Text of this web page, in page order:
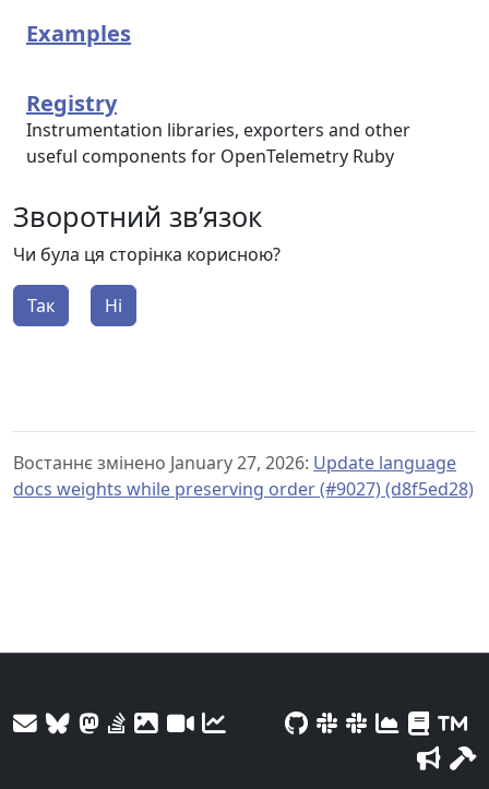
Examples
Registry
Instrumentation libraries, exporters and other
useful components for OpenTelemetry Ruby
Зворотний зв’язок
Чи була ця сторінка корисною?
Так Ні
Востаннє змінено January 27, 2026: Update language
docs weights while preserving order (#9027) (d8f5ed28)